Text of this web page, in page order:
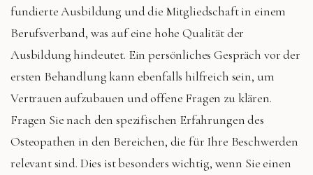
fundierte Ausbildung und die Mitgliedschaft in einem
Berufsverband, was auf eine hohe Qualität der
Ausbildung hindeutet. Ein persönliches Gespräch vor der
ersten Behandlung kann ebenfalls hilfreich sein, um
Vertrauen aufzubauen und offene Fragen zu klären.
Fragen Sie nach den spezifischen Erfahrungen des
Osteopathen in den Bereichen, die für Ihre Beschwerden
relevant sind. Dies ist besonders wichtig, wenn Sie einen